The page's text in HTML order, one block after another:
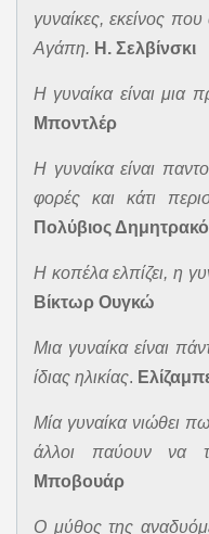
γυναίκες, εκείνος
Αγάπη. Η. Σελβίνσκι
Η γυναίκα είναι μια
Μποντλέρ
Η γυναίκα είναι
φορές και κάτι
Πολύβιος
Η κοπέλα ελπίζει, η
Βίκτωρ Ουγκώ
Μια γυναίκα είναι
ίδιας ηλικίας.
Μία γυναίκα νιώθει
άλλοι παύουν να
Μποβουάρ
Ο μύθος της